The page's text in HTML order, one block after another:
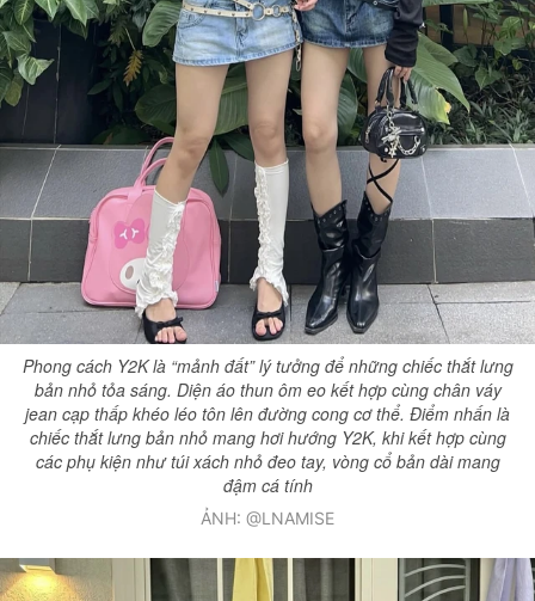
Phong cách Y2K là “mảnh đất” lý tưởng để những chiếc thắt lưng
bản nhỏ tỏa sáng. Diện áo thun ôm eo kết hợp cùng chân váy
jean cạp thấp khéo léo tôn lên đường cong cơ thể. Điểm nhấn là
chiếc thắt lưng bản nhỏ mang hơi hướng Y2K, khi kết hợp cùng
các phụ kiện như túi xách nhỏ đeo tay, vòng cổ bản dài mang
đậm cá tính
ẢNH: @LNAMISE